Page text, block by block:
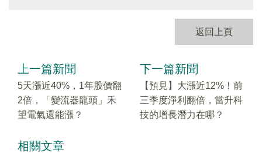
返回上頁
上一篇新聞
5天漲近40%，1年股價翻
2倍，「變流器龍頭」禾
望電氣還能漲？
下一篇新聞
【預見】大漲近12%！前
三季度淨利翻倍，當升科
技的增長潛力在哪？
相關文章